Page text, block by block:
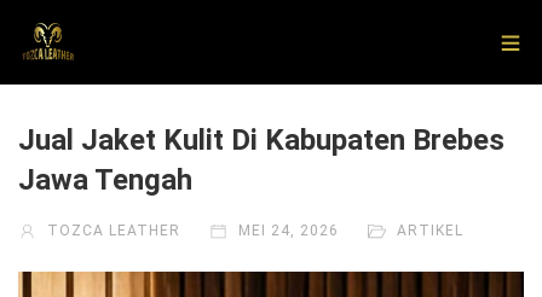
Jual Jaket Kulit Di Kabupaten Brebes
Jawa Tengah
TOZCA LEATHER MEI 24, 2026 ARTIKEL